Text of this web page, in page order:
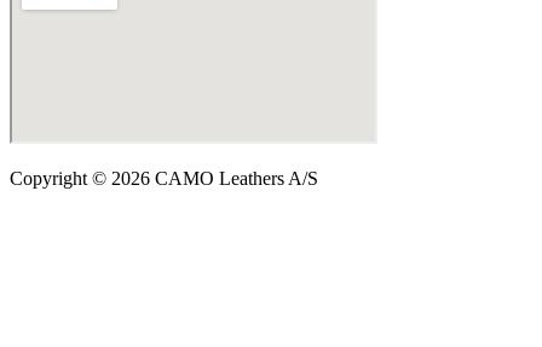
Copyright © 2026 CAMO Leathers A/S